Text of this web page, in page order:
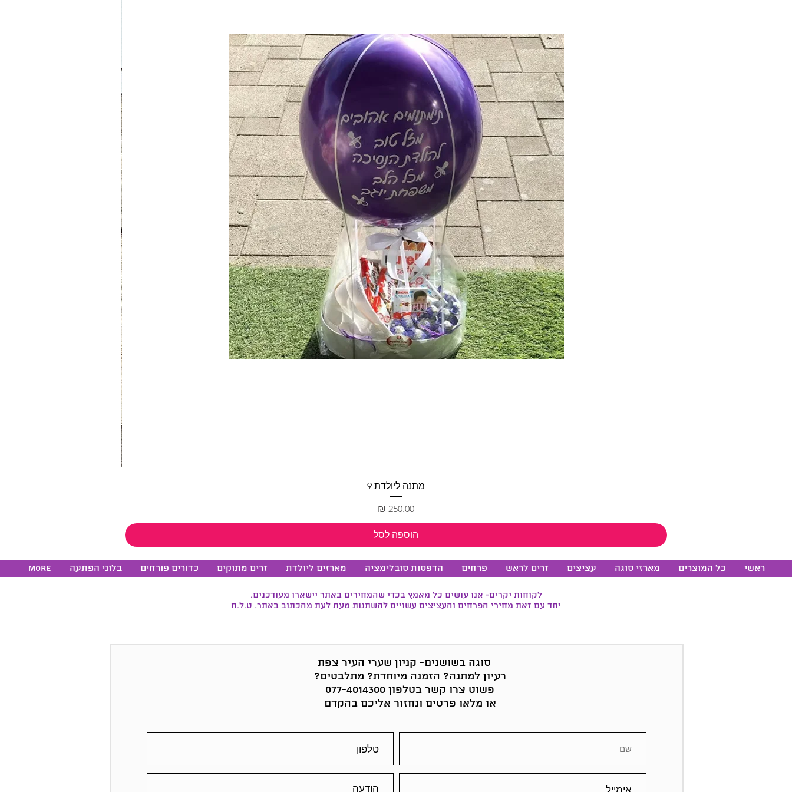
תצוגה מהירה
מתנה ליולדת 9
מחיר
הוספה לסל
ראשי כל המוצרים מארזי סוגה עציצים זרים לראש פרחים הדפסות סובלימציה מארזים ליולדת זרים מתוקים כדורים פורחים בלוני הפתעה More
לקוחות יקרים- אנו עושים כל מאמץ בכדי שהמחירים באתר יישארו מעודכנים.
יחד עם זאת מחירי הפרחים והעציצים עשויים להשתנות מעת לעת מהכתוב באתר. ט.ל.ח
סוגה בשושנים- קניון שערי העיר צפת
רעיון למתנה? הזמנה מיוחדת? מתלבטים?
פשוט צרו קשר בטלפון 077-4014300
או מלאו פרטים ונחזור אליכם בהקדם